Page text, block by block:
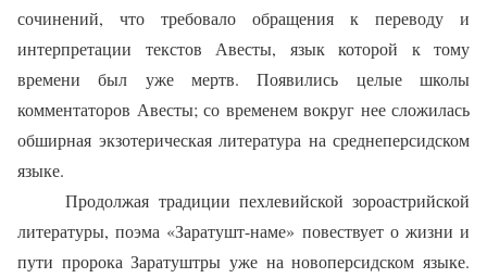
сочинений, что требовало обращения к переводу и
интерпретации текстов Авесты, язык которой к тому
времени был уже мертв. Появились целые школы
комментаторов Авесты; со временем вокруг нее сложилась
обширная экзотерическая литература на среднеперсидском
языке.
Продолжая традиции пехлевийской зороастрийской
литературы, поэма «Заратушт-наме» повествует о жизни и
пути пророка Заратуштры уже на новоперсидском языке.